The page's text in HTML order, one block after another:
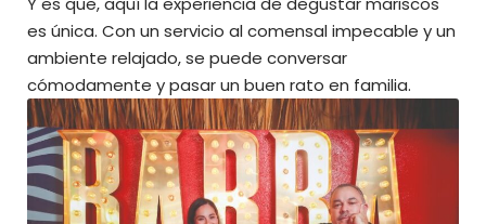
es única. Con un servicio al comensal impecable y un
ambiente relajado, se puede conversar
cómodamente y pasar un buen rato en familia.